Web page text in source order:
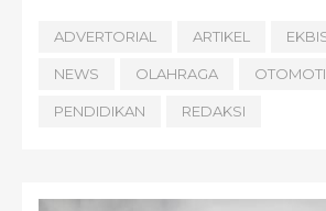
ADVERTORIAL ARTIKEL
NEWS OLAHRAGA
PENDIDIKAN REDAKSI